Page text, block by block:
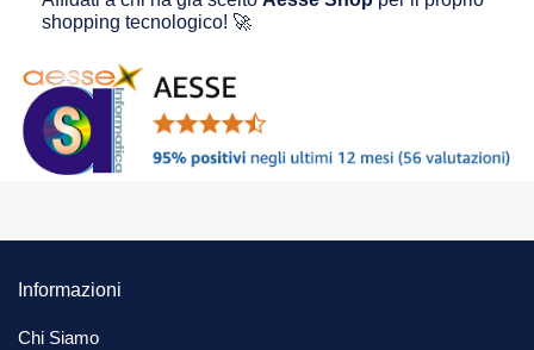
shopping tecnologico! 🚀
Informazioni
Chi Siamo